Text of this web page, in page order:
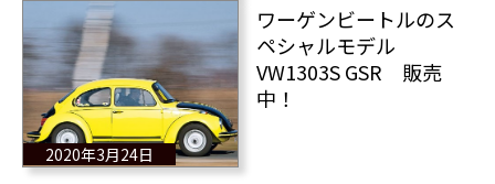
2020年3月24日
ワーゲンビートルのス
ペシャルモデル
VW1303S GSR 販売
中！